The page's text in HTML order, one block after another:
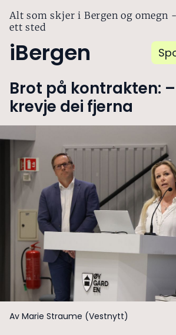
Alt som skjer i Bergen og omegn
ett sted
iBergen
Brot på kontrakten:
krevje dei fjerna
Av Marie Straume (Vestnytt)